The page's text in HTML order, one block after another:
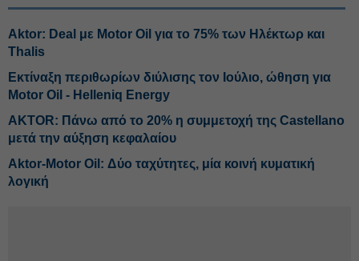
Aktor: Deal με Motor Oil για το 75% των Ηλέκτωρ και
Thalis
Εκτίναξη περιθωρίων διύλισης τον Ιούλιο, ώθηση για
Motor Oil - Helleniq Energy
AKTOR: Πάνω από το 20% η συμμετοχή της Castellano
μετά την αύξηση κεφαλαίου
Αktor-Motor Oil: Δύο ταχύτητες, μία κοινή κυματική
λογική